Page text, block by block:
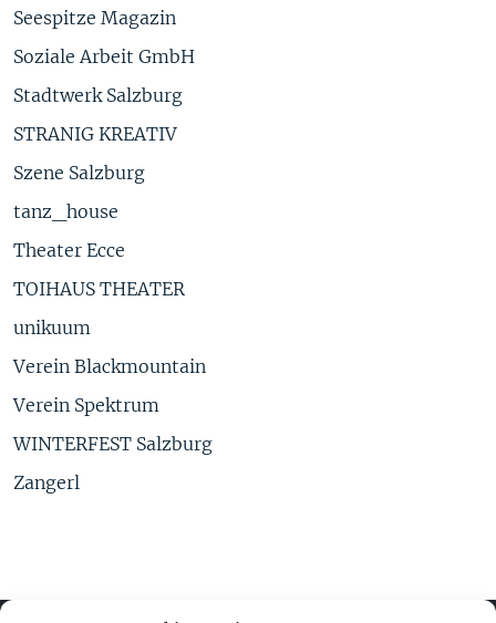
Seespitze Magazin
Soziale Arbeit GmbH
Stadtwerk Salzburg
STRANIG KREATIV
Szene Salzburg
tanz_house
Theater Ecce
TOIHAUS THEATER
unikuum
Verein Blackmountain
Verein Spektrum
WINTERFEST Salzburg
Zangerl